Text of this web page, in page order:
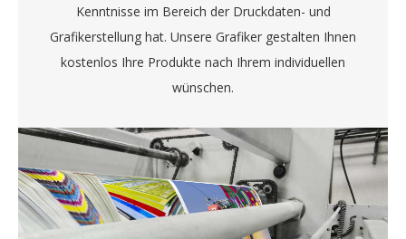
Kenntnisse im Bereich der Druckdaten- und
Grafikerstellung hat. Unsere Grafiker gestalten Ihnen
kostenlos Ihre Produkte nach Ihrem individuellen
wünschen.